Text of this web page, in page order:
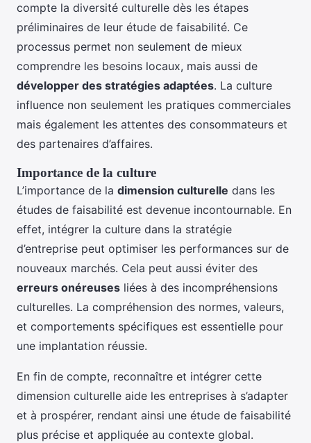
compte la diversité culturelle dès les étapes
préliminaires de leur étude de faisabilité. Ce
processus permet non seulement de mieux
comprendre les besoins locaux, mais aussi de
développer des stratégies adaptées. La culture
influence non seulement les pratiques commerciales
mais également les attentes des consommateurs et
des partenaires d’affaires.
Importance de la culture
L’importance de la dimension culturelle dans les
études de faisabilité est devenue incontournable. En
effet, intégrer la culture dans la stratégie
d’entreprise peut optimiser les performances sur de
nouveaux marchés. Cela peut aussi éviter des
erreurs onéreuses liées à des incompréhensions
culturelles. La compréhension des normes, valeurs,
et comportements spécifiques est essentielle pour
une implantation réussie.
En fin de compte, reconnaître et intégrer cette
dimension culturelle aide les entreprises à s’adapter
et à prospérer, rendant ainsi une étude de faisabilité
plus précise et appliquée au contexte global.